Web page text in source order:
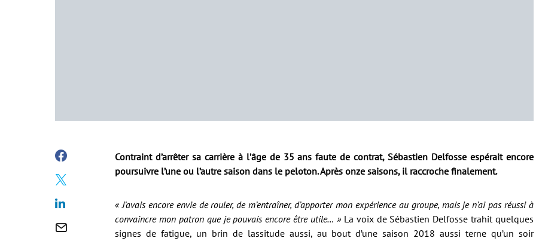
Contraint d’arrêter sa carrière à l’âge de 35 ans faute de contrat, Sébastien Delfosse espérait encore
poursuivre l’une ou l’autre saison dans le peloton. Après onze saisons, il raccroche finalement.
« J’avais encore envie de rouler, de m’entraîner, d’apporter mon expérience au groupe, mais je n’ai pas réussi à
convaincre mon patron que je pouvais encore être utile… »La voix de Sébastien Delfosse trahit quelques
signes de fatigue, un brin de lassitude aussi, au bout d’une saison 2018 aussi terne qu’un soir